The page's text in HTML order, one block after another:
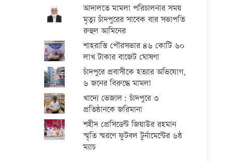
আদালতে মামলা পরিচালনার সময়
মৃত্যু চাঁদপুরের সাবেক বার সভাপতি
রুহুল আমিনের
শাহরাস্তি পৌরসভার ৪৬ কোটি ৬০
লাখ টাকার বাজেট ঘোষণা
চাঁদপুরে প্রবাসীকে হত্যার অভিযোগ,
৬ জনের বিরুদ্ধে মামলা
খাদ্যে ভেজাল: চাঁদপুরে ৩
প্রতিষ্ঠানকে জরিমানা
শহীদ প্রেসিডেন্ট জিয়াউর রহমান
স্মৃতি স্মরণে ফুটবল টুর্নামেন্টের ৬ষ্ঠ
ম্যাচ